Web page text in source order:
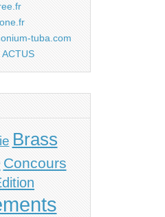
tuba.com
Brass
Concours